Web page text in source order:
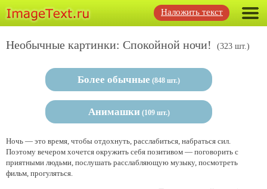
Наложить текст
Необычные картинки: Спокойной ночи! (323 шт.)
Более обычные (848 шт.)
Анимашки(109 шт.)
Ночь — это время, чтобы отдохнуть, расслабиться, набраться сил.
Поэтому вечером хочется окружить себя позитивом — поговорить с
приятными людьми, послушать расслабляющую музыку, посмотреть
фильм, прогуляться.